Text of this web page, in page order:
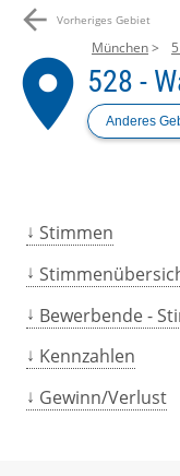
arrow_back Vorheriges Gebiet
place
München
528 -
Anderes
Stimmen
Bewerbende -
Kennzahlen
Gewinn/Verlust